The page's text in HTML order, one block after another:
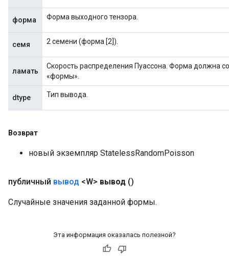
форма Форма выходного тензора.
семя 2 семени (форма [2]).
ламать
Скорость распределения Пуассона. Форма должна
«формы».
dtype Тип вывода.
Возврат
новый экземпляр StatelessRandomPoisson
публичный вывод <W> вывод ()
Случайные значения заданной формы.
Эта информация оказалась полезной?